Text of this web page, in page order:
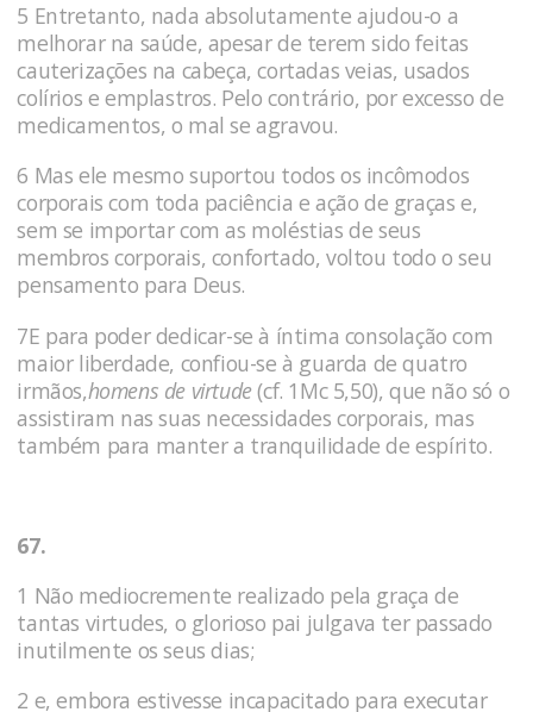
5 Entretanto, nada absolutamente ajudou-o a
melhorar na saúde, apesar de terem sido feitas
cauterizações na cabeça, cortadas veias, usados
colírios e emplastros. Pelo contrário, por excesso de
medicamentos, o mal se agravou.
6 Mas ele mesmo suportou todos os incômodos
corporais com toda paciência e ação de graças e,
sem se importar com as moléstias de seus
membros corporais, confortado, voltou todo o seu
pensamento para Deus.
7E para poder dedicar-se à íntima consolação com
maior liberdade, confiou-se à guarda de quatro
irmãos,homens de virtude(cf. 1Mc 5,50), que não só o
assistiram nas suas necessidades corporais, mas
também para manter a tran­quilidade de espírito.
67.
1 Não mediocremente realizado pela graça de
tantas virtudes, o glorioso pai julgava ter passado
inutilmente os seus dias;
2 e, em­bora estivesse incapacitado para executar